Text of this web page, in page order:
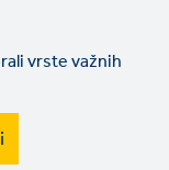
vrste važnih